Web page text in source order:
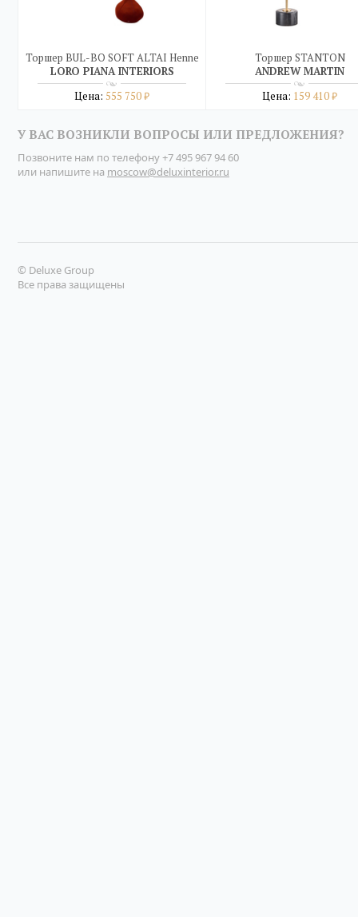
Торшер BUL-BO SOFT ALTAI Henne
LORO PIANA INTERIORS
Цена: 555 750₽
Торшер STANTON
ANDREW MARTIN
Цена: 159 410₽
У ВАС ВОЗНИКЛИ ВОПРОСЫ ИЛИ ПРЕДЛОЖЕНИЯ?
Позвоните нам по телефону+7 495 967 94 60
или напишите на moscow@deluxinterior.ru
© Deluxe Group
Все права защищены